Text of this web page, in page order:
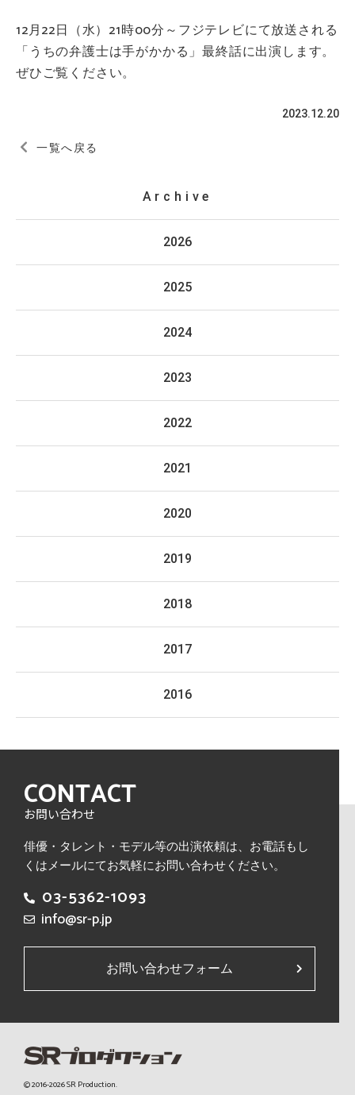
12月22日（水）21時00分～フジテレビにて放送される
「うちの弁護士は手がかかる」最終話に出演します。
ぜひご覧ください。
2023.12.20
一覧へ戻る
Archive
2026
2025
2024
2023
2022
2021
2020
2019
2018
2017
2016
CONTACT
お問い合わせ
俳優・タレント・モデル等の出演依頼は、 お電話もし
くはメールにてお気軽にお問い合わせください。
03-5362-1093
info@sr-p.jp
お問い合わせフォーム
© 2016-2026 SR Production.